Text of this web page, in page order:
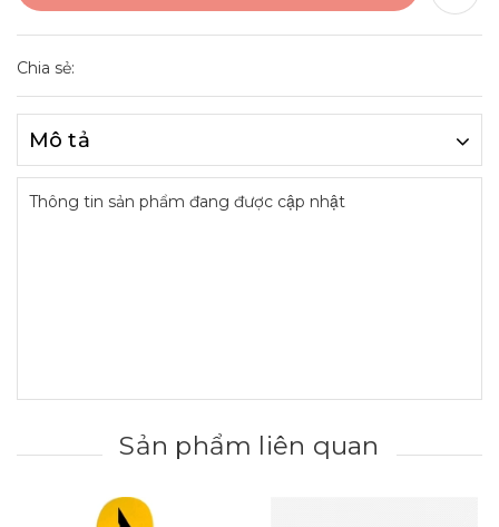
Chia sẻ:
Mô tả
Thông tin sản phẩm đang được cập nhật
Sản phẩm liên quan